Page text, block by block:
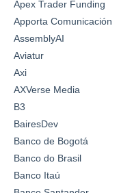
Apex Trader Funding
Apporta Comunicación
AssemblyAI
Aviatur
Axi
AXVerse Media
B3
BairesDev
Banco de Bogotá
Banco do Brasil
Banco Itaú